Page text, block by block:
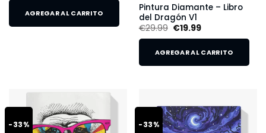
AGREGAR AL CARRITO
Pintura Diamante – Libro
del Dragón V1
€29.99 €19.99
AGREGAR AL CARRITO
-33% -33%